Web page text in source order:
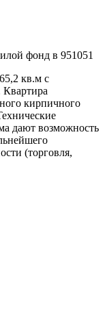
фонд в 951051
кв.м с
кирпичного
дают возможность
(торговля,